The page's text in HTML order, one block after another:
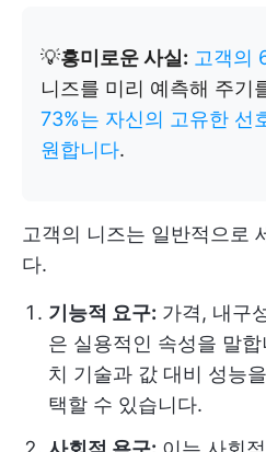
💡흥미로운 사실: 고객의
니즈를 미리 예측해 주기
73%는 자신의 고유한 선
원합니다.
고객의 니즈는 일반적으로
다.
기능적 요구: 가격, 내구
은 실용적인 속성을 말
치 기술과 값 대비 성능
택할 수 있습니다.